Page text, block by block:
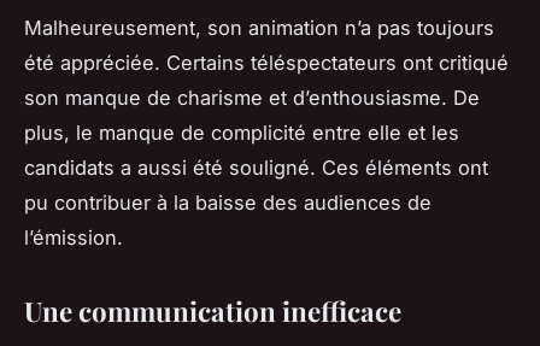
Malheureusement, son animation n’a pas toujours
été appréciée. Certains téléspectateurs ont critiqué
son manque de charisme et d’enthousiasme. De
plus, le manque de complicité entre elle et les
candidats a aussi été souligné. Ces éléments ont
pu contribuer à la baisse des audiences de
l’émission.
Une communication inefficace